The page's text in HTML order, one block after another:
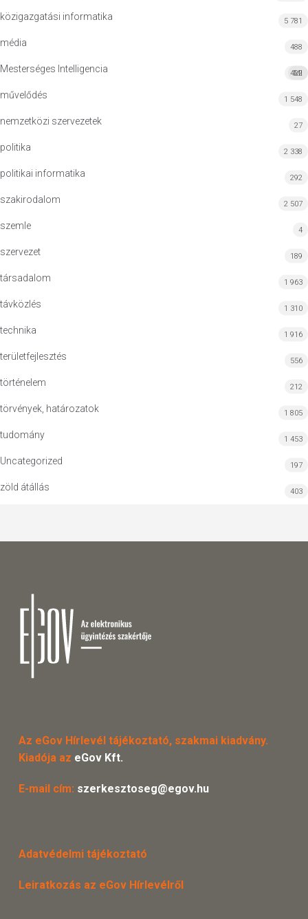
közigazgatási informatika 5 781
média 488
Mesterséges Intelligencia MI
422
művelődés 1 548
nemzetközi szervezetek 27
politika 2 338
politikai informatika 292
szakirodalom 2 507
szemle 4
szervezet 189
társadalom 1 963
távközlés 1 310
technika 1 916
területfejlesztés 556
történelem 212
törvények, határozatok 1 805
tudomány 1 453
Uncategorized 197
zöld átállás 403
Az eGov Hírlevél tájékoztató, szakmai kiadvány.
Kiadója az eGov Kft.
E-mail cím: szerkesztoseg@egov.hu
Adatvédelmi tájékoztató
Leiratkozás az eGov Hírlevélről